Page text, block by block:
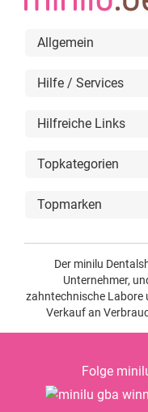
Allgemein
Hilfe / Services
Hilfreiche Links
Topkategorien
Topmarken
Der minilu
Unternehmer,
zahntechnische Labore
Verkauf an
Folge